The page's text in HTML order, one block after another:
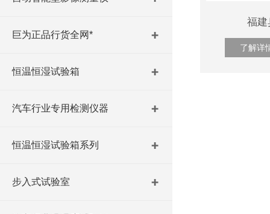
巨为正品行货全网*
恒温恒湿试验箱
汽车行业专用检测仪器
恒温恒湿试验箱系列
步入式试验室
福建
了解详